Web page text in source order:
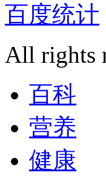
百度统计
All rights
百科
营养
健康